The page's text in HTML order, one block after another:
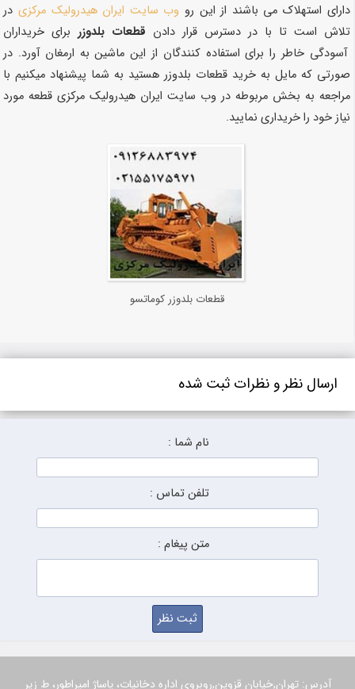
دارای استهلاک می باشند از این رو وب سایت ایران هیدرولیک مرکزیدر
تلاش است تا با در دسترس قرار دادن قطعات بلدوزربرای خریداران
آسودگی خاطر را برای استفاده کنندگان از این ماشین به ارمغان آورد. در
صورتی که مایل به خرید قطعات بلدوزر هستید به شما پیشنهاد میکنیم با
مراجعه به بخش مربوطه در وب سایت ایران هیدرولیک مرکزی قطعه مورد
نیاز خود را خریداری نمایید.
قطعات بلدوزر کوماتسو
ارسال نظر و نظرات ثبت شده
نام شما :
تلفن تماس :
متن پیغام :
آدرس: تهران,خیابان قزوین,روبروی اداره دخانیات، پاساژ امپراطور، ط زیر